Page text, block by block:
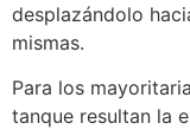
desplazándolo
mismas.
Para los
tanque resultan la